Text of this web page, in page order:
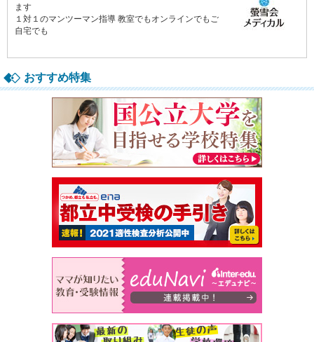
おすすめ特集